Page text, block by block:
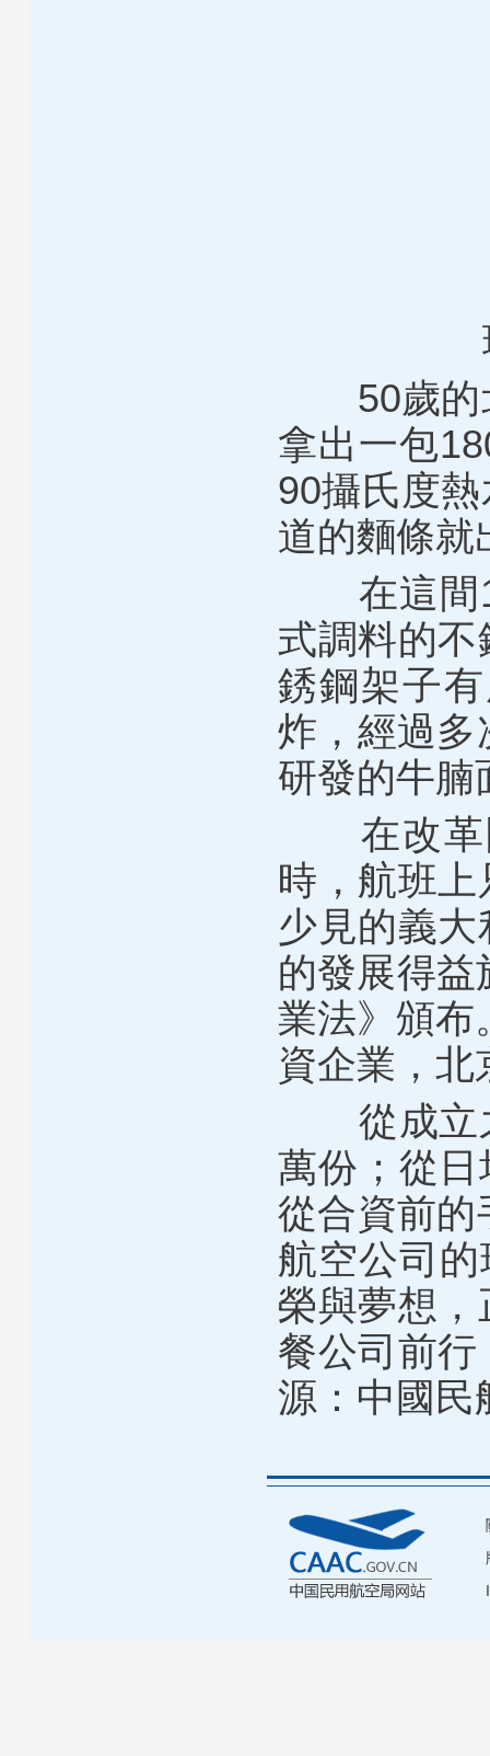
50歲的北
拿出一包
90攝氏度
道的麵條就
在這間
式調料的
銹鋼架子
炸，經過多
研發的牛腩
在改革開
時，航班
少見的義
的發展得
業法》頒布
資企業，北
從成立之
萬份；從
從合資前的
航空公司
榮與夢想
餐公司前
源：中國民